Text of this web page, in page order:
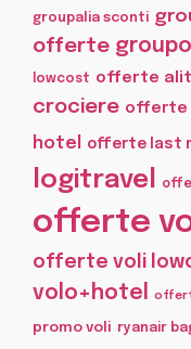
groupalia sconti
offerte
lowcost offerte
crociere offerte
hotel
offerte last
logitravel
offerte
offerte voli
volo+hotel
promo voli ryanair